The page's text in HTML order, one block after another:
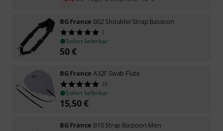
BG France B02 Shoulder Strap Bassoon
3
Sofort lieferbar
50€
BG France A32F Swab Flute
25
Sofort lieferbar
15,50€
BG France B10 Strap Bassoon Men